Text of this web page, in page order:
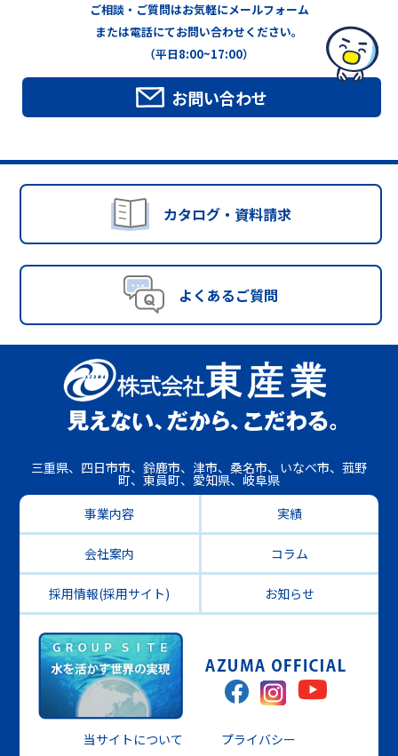
ご相談・ご質問はお気軽にメールフォーム
または電話にてお問い合わせください。
（平日8:00~17:00）
お問い合わせ
カタログ・資料請求
よくあるご質問
三重県、四日市市、鈴鹿市、津市、桑名市、いなべ市、菰野
町、東員町、愛知県、岐阜県
事業内容
実績
会社案内 コラム
採用情報(採用サイト) お知らせ
当サイトについて
プライバシー